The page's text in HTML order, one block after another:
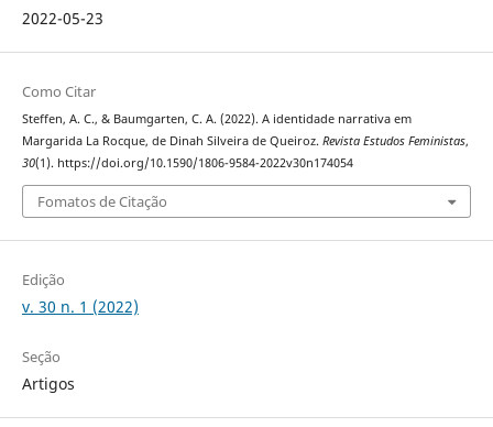
2022-05-23
Como Citar
Steffen, A. C., & Baumgarten, C. A. (2022). A identidade narrativa em
Margarida La Rocque, de Dinah Silveira de Queiroz. Revista Estudos Feministas,
30(1). https://doi.org/10.1590/1806-9584-2022v30n174054
Fomatos de Citação
Edição
v. 30 n. 1 (2022)
Seção
Artigos